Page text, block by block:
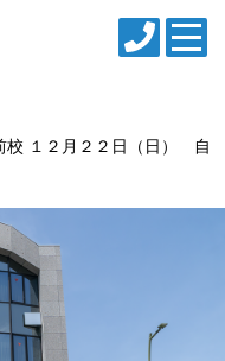
校 １２月２２日（日） 自